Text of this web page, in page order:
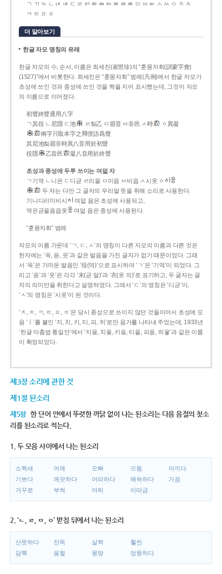
ㄱ ㄲ ㄳ ㄴ ㄵ ㄶ ㄷ ㄹ ㄺ ㄻ ㄼ ㄽ ㄾ ㄿ ㅀ ㅁ ㅂ ㅄ ㅅ ㅆ ㅇ ㅈ ㅊ
ㅋ ㅌ ㅍ ㅎ
더 알아보기
한글 자모 명칭의 유래
한글 자모의 수, 순서, 이름은 최세진(崔世珍)의 “훈몽자회(訓蒙字會)
(1527)”에서 비롯한다. 최세진은 “훈몽자회” 범례(凡例)에서 한글 자모가
초성에 쓰인 것과 종성에 쓰인 것을 짝을 지어 표시했는데, 그것이 자모
의 이름으로 이어졌다.
初聲終聲通用八字
ㄱ其役 ㄴ尼隱 ㄷ池
ㄹ梨乙 ㅁ眉音 ㅂ非邑 ㅅ時
ㆁ異凝
兩字只取本字之釋俚語爲聲
其尼池梨眉非時異八音用於初聲
役隱
乙音邑 凝八音用於終聲
초성과 종성에 두루 쓰이는 여덟 자
ㄱ기역 ㄴ니은 ㄷ디귿 ㄹ리을 ㅁ미음 ㅂ비읍 ㅅ시옷 ㆁ
두 자는 다만 그 글자의 우리말 뜻을 취해 소리로 사용한다.
기니디리미비시
여덟 음은 초성에 사용되고,
역은귿을음읍옷
여덟 음은 종성에 사용된다.
“훈몽자회” 범례
자모의 이름 가운데 ‘ㄱ, ㄷ, ㅅ’의 명칭이 다른 자모의 이름과 다른 것은
한자에는 ‘윽, 읃, 읏’과 같은 발음을 가진 글자가 없기 때문이었다. 그래
서 ‘윽’은 가까운 발음인 ‘役(역)’으로 표시하여 ‘ㄱ’은 ‘기역’이 되었다. 그
리고 ‘읃’과 ‘읏’은 각각 ‘末(귿 말)’과 ‘衣(옷 의)’로 표기하고, 두 글자는 글
자의 의미만을 취한다고 설명하였다. 그래서 ‘ㄷ’의 명칭은 ‘디귿’이,
‘ㅅ’의 명칭은 ‘시옷’이 된 것이다.
‘ㅈ, ㅊ, ㅋ, ㅌ, ㅍ, ㅎ’은 당시 종성으로 쓰이지 않던 것들이어서 초성에 모
음 ‘ㅣ’를 붙인 ‘지, 치, 키, 티, 피, 히’로만 음가를 나타내 주었는데, 1933년
‘한글 마춤법 통일안’에서 ‘지읒, 치읓, 키읔, 티읕, 피읖, 히읗’과 같은 이름
이 확정되었다.
제3장 소리에 관한 것
제1절 된소리
제5항 한 단어 안에서 뚜렷한 까닭 없이 나는 된소리는 다음 음절의 첫소
리를 된소리로 적는다.
1. 두 모음 사이에서 나는 된소리
소쩍새 어깨 오빠 으뜸
아끼다
기쁘다
깨끗하다 어떠하다 해쓱하다
가끔
거꾸로
부썩 어찌 이따금
2. ‘ㄴ, ㄹ, ㅁ, ㅇ’ 받침 뒤에서 나는 된소리
산뜻하다 잔뜩 살짝
훨씬
담뿍
움찔 몽땅 엉뚱하다